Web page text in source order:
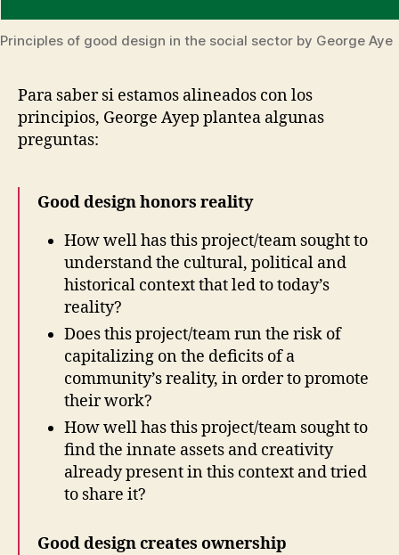
Principles of good design in the social sector by George Aye
Para saber si estamos alineados con los
principios, George Ayep plantea algunas
preguntas:
Good design honors reality
How well has this project/team sought to
understand the cultural, political and
historical context that led to today’s
reality?
Does this project/team run the risk of
capitalizing on the deficits of a
community’s reality, in order to promote
their work?
How well has this project/team sought to
find the innate assets and creativity
already present in this context and tried
to share it?
Good design creates ownership